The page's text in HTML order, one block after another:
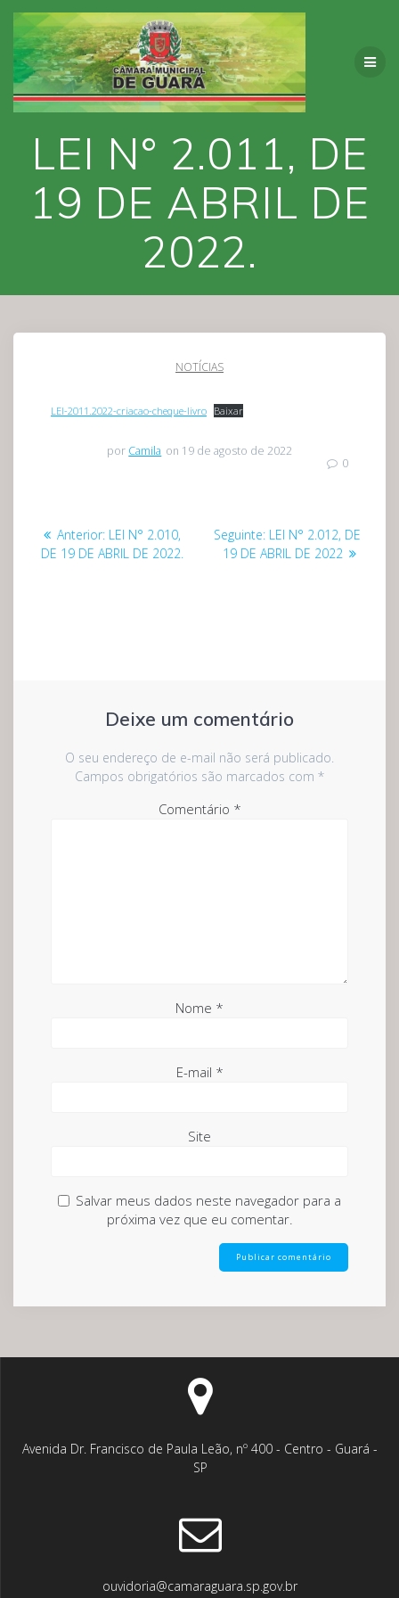
Skip
to
content
LEI N° 2.011, DE
19 DE ABRIL DE
2022.
NOTÍCIAS
LEI-2011.2022-criacao-cheque-livro Baixar
por Camila on 19 de agosto de 2022
0
Navegação
de
Anterior: Post
anterior:
LEI N° 2.010,
DE 19 DE ABRIL DE 2022.
Seguinte: Post
seguinte:
LEI N° 2.012, DE
19 DE ABRIL DE 2022
Deixe um comentário
O seu endereço de e-mail não será publicado.
Campos obrigatórios são marcados com *
Comentário *
Nome *
E-mail *
Site
Salvar meus dados neste navegador para a
próxima vez que eu comentar.
Avenida Dr. Francisco de Paula Leão, nº 400 - Centro - Guará -
SP
ouvidoria@camaraguara.sp.gov.br